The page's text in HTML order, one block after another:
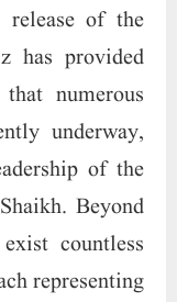
release of the
has provided
numerous
underway,
of the
Beyond
countless
representing